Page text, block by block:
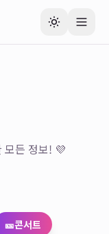
모든 정보! 💜
🎫콘서트